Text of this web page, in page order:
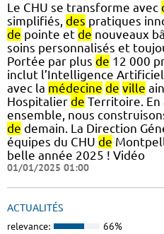
Le CHU se transforme avec
simplifiés, des pratiques
de pointe et de nouveaux
soins personnalisés et
Portée par plus de 12 000
inclut l’Intelligence
avec la médecine de ville
Hospitalier de Territoire. En
ensemble, nous
de demain. La Direction
équipes du CHU de
belle année 2025 ! Vidéo
01/01/2025 01:00
ACTUALITÉS
relevance: 66%